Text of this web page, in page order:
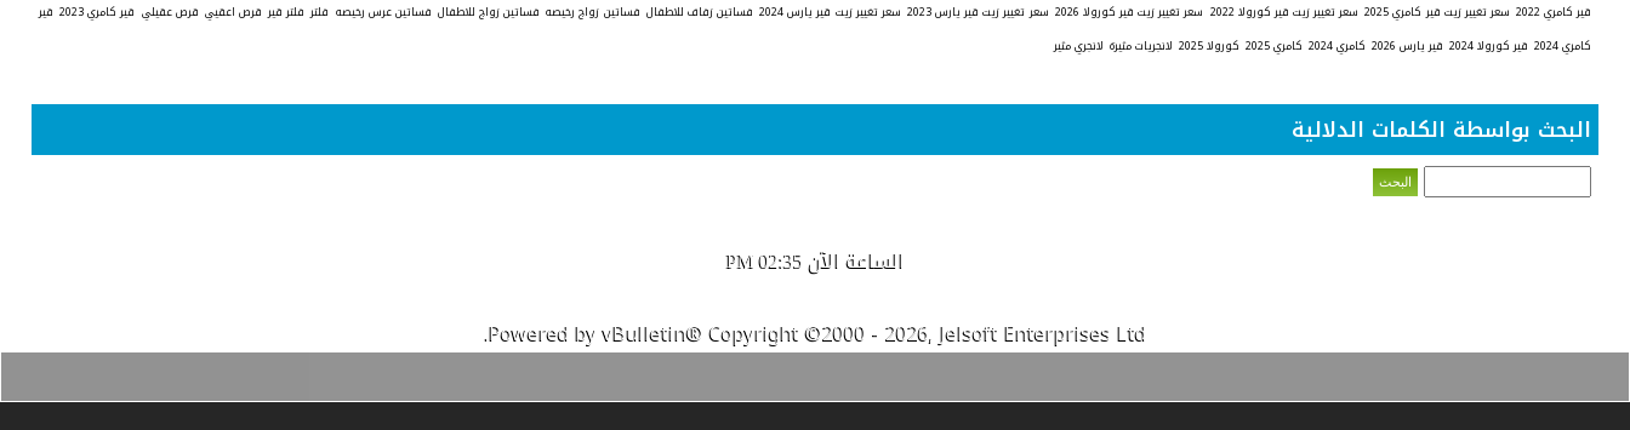
قير كامري 2022
سعر تغيير زيت قير كامري 2025 سعر تغيير زيت قير كورولا 2022 سعر تغيير زيت قير كورولا 2026 سعر تغيير زيت قير يارس 2023 سعر تغيير زيت قير يارس 2024 فساتين زفاف للاطفال فساتين زواج رخيصه فساتين زواج للاطفال فساتين عرس رخيصه فلتر فلتر قير قرص اعقيي قرص عقيلي قير كامري 2023
قير
كامري 2024
قير كورولا 2024 قير يارس 2026 كامري 2024 كامري 2025 كورولا 2025 لانجريات مثيرة لانجري مثير
البحث بواسطة الكلمات الدلالية
الساعة الآن 02:35 PM
Powered by vBulletin® Copyright ©2000 - 2026, Jelsoft Enterprises Ltd.